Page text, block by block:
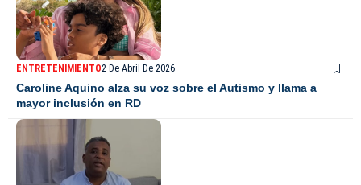
ENTRETENIMIENTO2 De Abril De 2026
Caroline Aquino alza su voz sobre el Autismo y llama a
mayor inclusión en RD